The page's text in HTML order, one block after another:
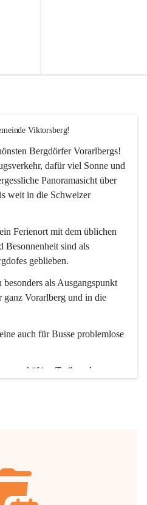
Viktorsberg!
Bergdörfer Vorarlbergs!
dafür viel Sonne und
Panoramasicht über
weit in die Schweizer
Ferienort mit dem üblichen
Besonnenheit sind als
geblieben.
als Ausgangspunkt
Vorarlberg und in die
auch für Busse problemlose
geschäftige Treiben der